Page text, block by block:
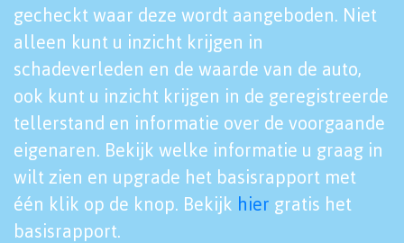
gecheckt waar deze wordt aangeboden. Niet
alleen kunt u inzicht krijgen in
schadeverleden en de waarde van de auto,
ook kunt u inzicht krijgen in de geregistreerde
tellerstand en informatie over de voorgaande
eigenaren. Bekijk welke informatie u graag in
wilt zien en upgrade het basisrapport met
één klik op de knop. Bekijk hier gratis het
basisrapport.